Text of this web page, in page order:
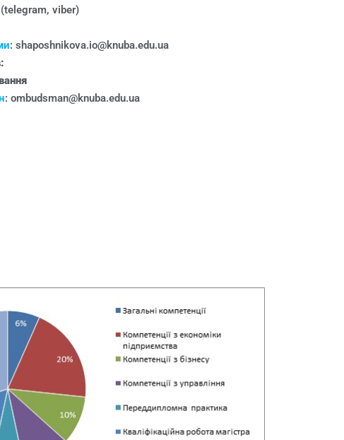
viber)
: shaposhnikova.io@knuba.edu.ua
: ombudsman@knuba.edu.ua